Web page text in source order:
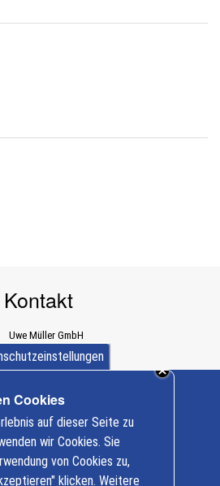
Kontakt
Uwe Müller GmbH
Dürener Straße 589a
D-52249 Eschweiler
mueller.de
FUSO
Baumaschinen
Cookies
auf dieser Seite zu
wir Cookies. Sie
von Cookies zu,
klicken. Weitere